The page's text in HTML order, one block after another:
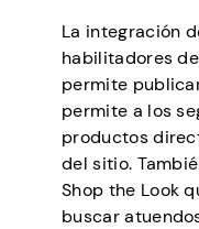
La integración
habilitadores
permite
permite a los
productos
del sitio.
Shop the Look
buscar